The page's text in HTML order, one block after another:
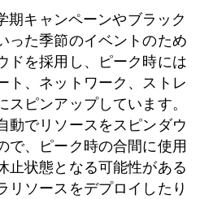
期キャンペーンやブラック
った季節のイベントのため
ドを採用し、ピーク時には
ト、ネットワーク、ストレ
ピンアップしています。
動でリソースをスピンダウ
で、ピーク時の合間に使用
止状態となる可能性がある
リソースをデプロイしたり